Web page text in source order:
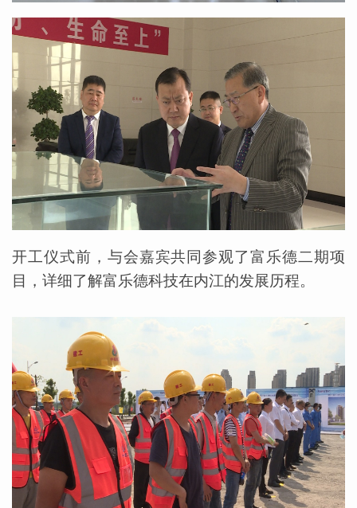
开工仪式前，与会嘉宾共同参观了富乐德二期项
目，详细了解富乐德科技在内江的发展历程。